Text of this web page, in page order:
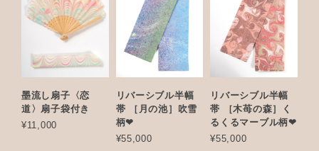
墨流し扇子〈恋
道〉扇子袋付き
¥11,000
リバーシブル半幅
帯 ［月の池］吹雪
柄❤︎
¥55,000
リバーシブル半幅
帯 ［木苺の森］く
るくるマーブル柄❤︎
¥55,000